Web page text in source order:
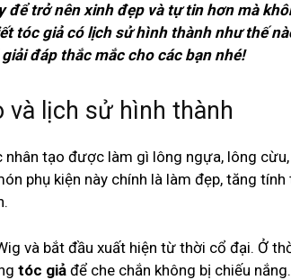
để trở nên xinh đẹp và tự tin hơn mà
tóc giả có lịch sử hình thành như thế
đáp thắc mắc cho các bạn nhé!
và lịch sử hình thành
tạo được làm gì lông ngựa, lông
phụ kiện này chính là làm đẹp, tăng
và bắt đầu xuất hiện từ thời cổ đại. Ở
tóc giả để che chắn không bị chiếu